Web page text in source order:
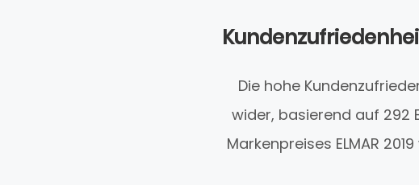
Die hohe
wider, basierend auf 292
Markenpreises ELMAR